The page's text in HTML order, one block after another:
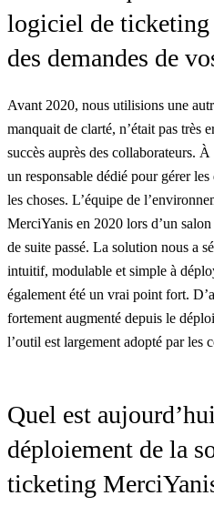
logiciel de ticketing
des demandes de
Avant 2020, nous utilisions une
manquait de clarté, n’était pas très
succès auprès des collaborateurs.
un responsable dédié pour gérer
les choses. L’équipe de
MerciYanis en 2020 lors d’un salon
de suite passé. La solution nous a
intuitif, modulable et simple à
également été un vrai point fort.
fortement augmenté depuis le
l’outil est largement adopté par les
Quel est
déploiement de la
ticketing